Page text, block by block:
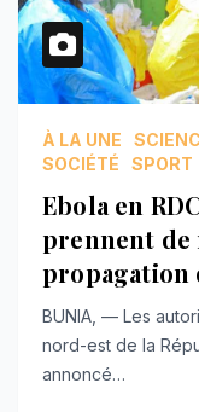
À LA UNE
SOCIÉTÉ
SPORT
Ebola en
prennent de
propagation
BUNIA, — Les
nord-est de la
annoncé…